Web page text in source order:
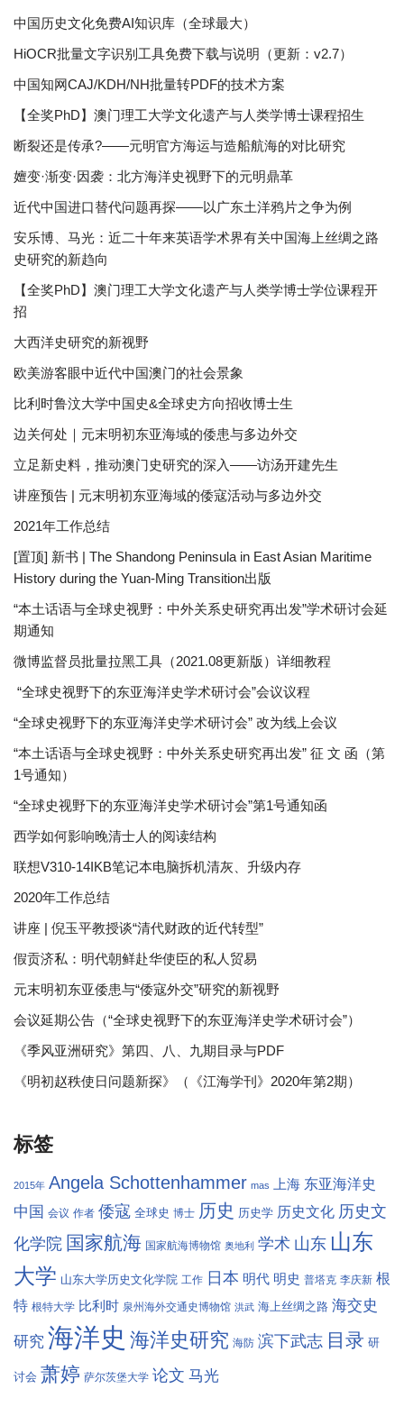
中国历史文化免费AI知识库（全球最大）
HiOCR批量文字识别工具免费下载与说明（更新：v2.7）
中国知网CAJ/KDH/NH批量转PDF的技术方案
【全奖PhD】澳门理工大学文化遗产与人类学博士课程招生
断裂还是传承?——元明官方海运与造船航海的对比研究
嬗变·渐变·因袭：北方海洋史视野下的元明鼎革
近代中国进口替代问题再探——以广东土洋鸦片之争为例
安乐博、马光：近二十年来英语学术界有关中国海上丝绸之路
史研究的新趋向
【全奖PhD】澳门理工大学文化遗产与人类学博士学位课程开
招
大西洋史研究的新视野
欧美游客眼中近代中国澳门的社会景象
比利时鲁汶大学中国史&全球史方向招收博士生
边关何处｜元末明初东亚海域的倭患与多边外交
立足新史料，推动澳门史研究的深入——访汤开建先生
讲座预告 | 元末明初东亚海域的倭寇活动与多边外交
2021年工作总结
[置顶] 新书 | The Shandong Peninsula in East Asian Maritime
History during the Yuan-Ming Transition出版
“本土话语与全球史视野：中外关系史研究再出发”学术研讨会延
期通知
微博监督员批量拉黑工具（2021.08更新版）详细教程
“全球史视野下的东亚海洋史学术研讨会”会议议程
“全球史视野下的东亚海洋史学术研讨会” 改为线上会议
“本土话语与全球史视野：中外关系史研究再出发” 征 文 函（第
1号通知）
“全球史视野下的东亚海洋史学术研讨会”第1号通知函
西学如何影响晚清士人的阅读结构
联想V310-14IKB笔记本电脑拆机清灰、升级内存
2020年工作总结
讲座 | 倪玉平教授谈“清代财政的近代转型”
假贡济私：明代朝鲜赴华使臣的私人贸易
元末明初东亚倭患与“倭寇外交”研究的新视野
会议延期公告（“全球史视野下的东亚海洋史学术研讨会”）
《季风亚洲研究》第四、八、九期目录与PDF
《明初赵秩使日问题新探》（《江海学刊》2020年第2期）
标签
2015年 Angela Schottenhammer mas 上海 东亚海洋史
中国 会议 作者 倭寇 全球史 博士 历史 历史学 历史文化 历史文
化学院 国家航海 国家航海博物馆 奥地利 学术 山东 山东
大学 山东大学历史文化学院 工作 日本 明代 明史 普塔克 李庆新 根
特 根特大学 比利时 泉州海外交通史博物馆 洪武 海上丝绸之路 海交史
研究 海洋史 海洋史研究 海防 滨下武志 目录 研
讨会 萧婷 萨尔茨堡大学 论文 马光